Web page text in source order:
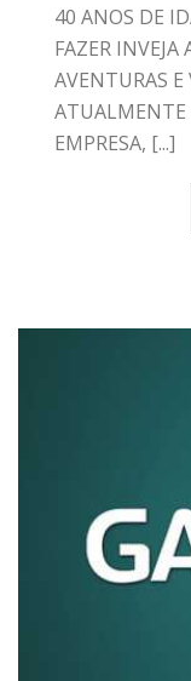
40 ANOS DE
FAZER INVEJA
AVENTURAS E
ATUALMENTE
EMPRESA, [...]